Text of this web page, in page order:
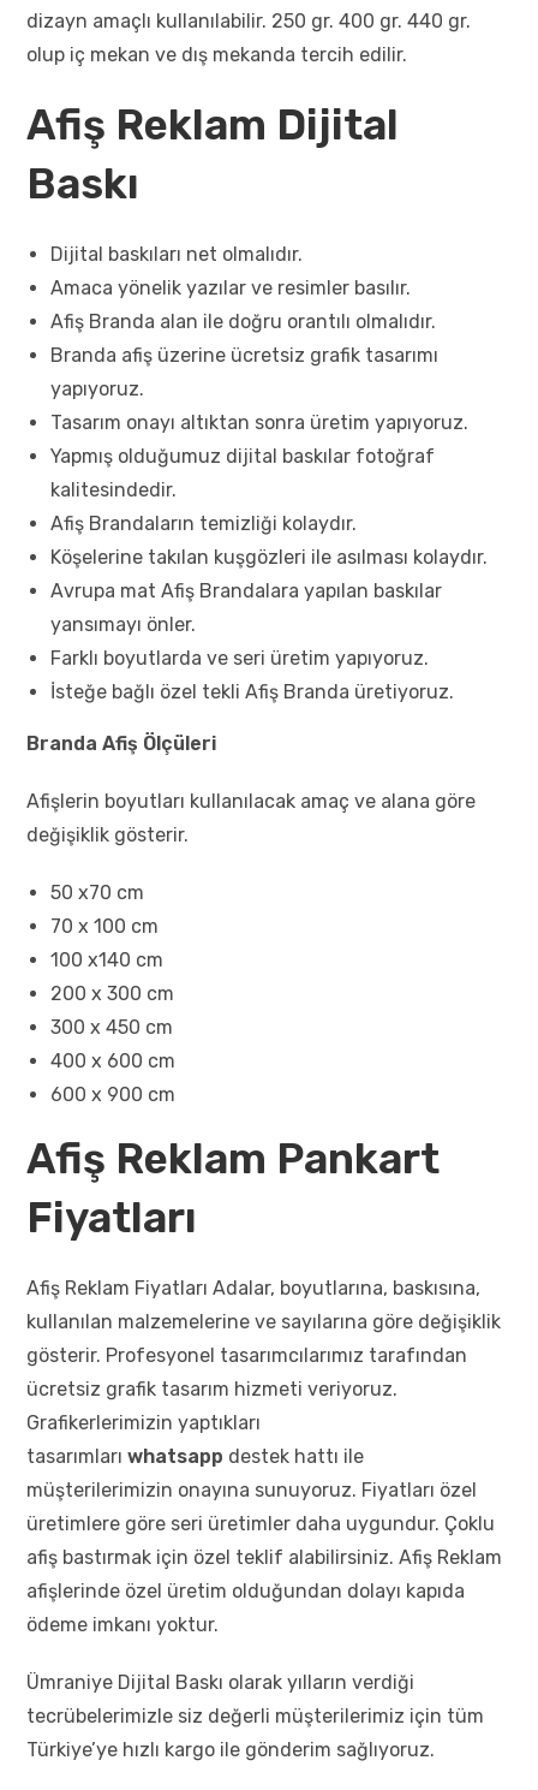
dizayn amaçlı kullanılabilir. 250 gr. 400 gr. 440 gr.
olup iç mekan ve dış mekanda tercih edilir.
Afiş Reklam Dijital
Baskı
Dijital baskıları net olmalıdır.
Amaca yönelik yazılar ve resimler basılır.
Afiş Branda alan ile doğru orantılı olmalıdır.
Branda afiş üzerine ücretsiz grafik tasarımı
yapıyoruz.
Tasarım onayı altıktan sonra üretim yapıyoruz.
Yapmış olduğumuz dijital baskılar fotoğraf
kalitesindedir.
Afiş Brandaların temizliği kolaydır.
Köşelerine takılan kuşgözleri ile asılması kolaydır.
Avrupa mat Afiş Brandalara yapılan baskılar
yansımayı önler.
Farklı boyutlarda ve seri üretim yapıyoruz.
İsteğe bağlı özel tekli Afiş Branda üretiyoruz.
Branda Afiş Ölçüleri
Afişlerin boyutları kullanılacak amaç ve alana göre
değişiklik gösterir.
50 x70 cm
70 x 100 cm
100 x140 cm
200 x 300 cm
300 x 450 cm
400 x 600 cm
600 x 900 cm
Afiş Reklam Pankart
Fiyatları
Afiş Reklam Fiyatları Adalar, boyutlarına, baskısına,
kullanılan malzemelerine ve sayılarına göre değişiklik
gösterir. Profesyonel tasarımcılarımız tarafından
ücretsiz grafik tasarım hizmeti veriyoruz.
Grafikerlerimizin yaptıkları
tasarımlarıwhatsapp destek hattı ile
müşterilerimizin onayına sunuyoruz. Fiyatları özel
üretimlere göre seri üretimler daha uygundur. Çoklu
afiş bastırmak için özel teklif alabilirsiniz. Afiş Reklam
afişlerinde özel üretim olduğundan dolayı kapıda
ödeme imkanı yoktur.
Ümraniye Dijital Baskı olarak yılların verdiği
tecrübelerimizle siz değerli müşterilerimiz için tüm
Türkiye’ye hızlı kargo ile gönderim sağlıyoruz.